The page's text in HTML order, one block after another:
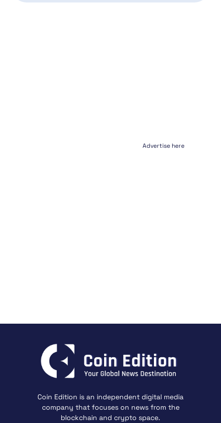
Advertise here
Coin Edition is an independent digital media
company that focuses on news from the
blockchain and crypto space.